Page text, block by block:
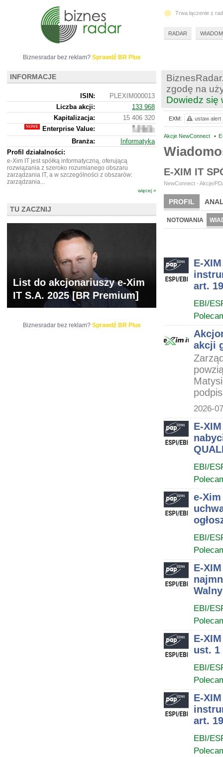
zgodę na
Dowiedz się
Akcje NewConnect •
E-XIM IT
NewConnect - Akcje/
PROFIL
BR LAB
NOTOWANIA
E-
art.
EBI/
akcji
2026-
E-
EBI/
e-
EBI/
E-
EBI/
E-
ust. 1
EBI/
E-
art.
EBI/
EXM: ustaw alert
Biznesradar bez reklam? Sprawdź BR Plus
INFORMACJE
ISIN:
PLEXIM000013
Liczba akcji:
133 968
Kapitalizacja:
15 406 320
Enterprise Value:
11
221
320
Branża:
Informatyka
Profil działalności:
e-Xim IT jest spółką informatyczną, oferującą
rozwiązania z szeroko rozumianego obszaru
zarządzania IT, a w szczególności z obszarów:
zarządzania...
więcej »
TU ZACZNIJ
List do akcjonariuszy e-Xim
IT S.A. 2025 [BR Premium]
Biznesradar bez reklam? Sprawdź BR Plus
Trwa łączenie z
RADAR